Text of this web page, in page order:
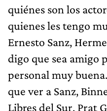
quiénes son los
quienes les tengo
Ernesto Sanz,
digo que sea amigo
personal muy
que ver a Sanz,
Libres del Sur, Prat